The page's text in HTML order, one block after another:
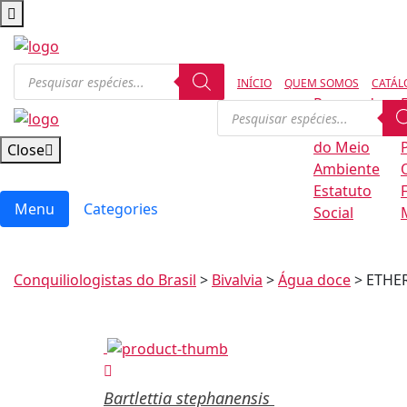
INÍCIO QUEM SOMOS
Regras de
Conservação
do Meio
Ambiente
Estatuto
Social
Close
Menu Categories
Conquiliologistas do Brasil > Bivalvia >Água doce>
Bartlettia stephanensis